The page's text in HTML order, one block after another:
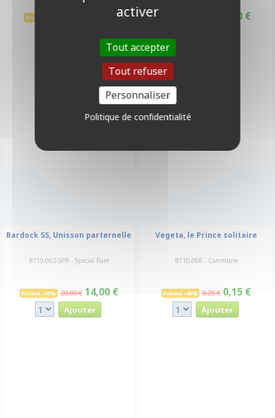
Promo -60% 0,10 €
Bardock SS, Unisson parternelle
BT10-062-SPR - Special Rare
Promo -30% 20,00 € 14,00 €
Vegeta, le Prince solitaire
BT10-068 - Commune
Promo -40% 0,25 € 0,15 €
activer
Tout accepter
Tout refuser
Personnaliser
Politique de confidentialité